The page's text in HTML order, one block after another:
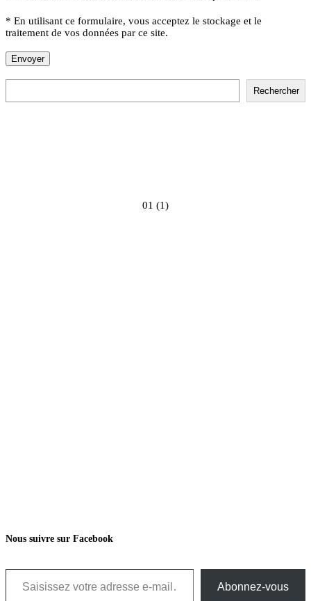
* En utilisant ce formulaire, vous acceptez le stockage et le
traitement de vos données par ce site.
Rechercher
01 (1)
Nous suivre sur Facebook
Saisissez votre adresse e-mail…
Abonnez-vous